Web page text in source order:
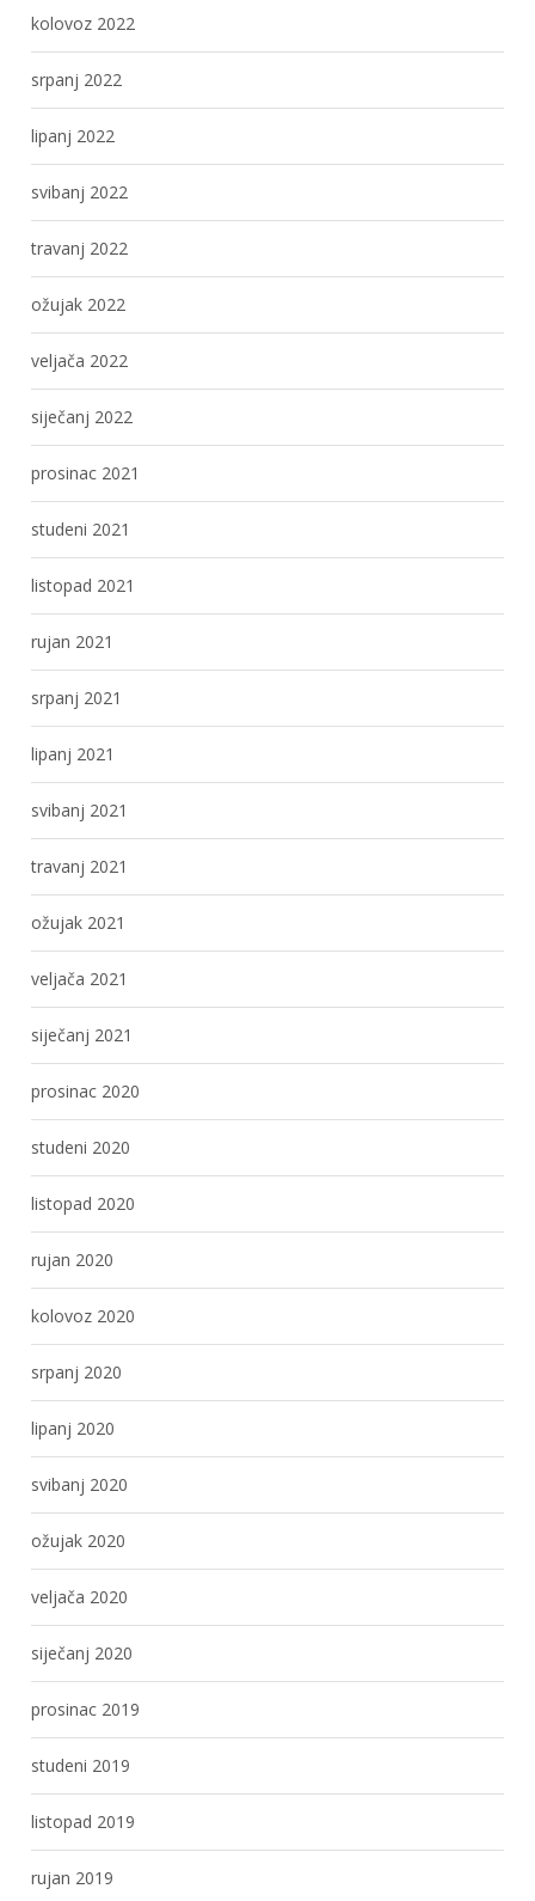
kolovoz 2022
srpanj 2022
lipanj 2022
svibanj 2022
travanj 2022
ožujak 2022
veljača 2022
siječanj 2022
prosinac 2021
studeni 2021
listopad 2021
rujan 2021
srpanj 2021
lipanj 2021
svibanj 2021
travanj 2021
ožujak 2021
veljača 2021
siječanj 2021
prosinac 2020
studeni 2020
listopad 2020
rujan 2020
kolovoz 2020
srpanj 2020
lipanj 2020
svibanj 2020
ožujak 2020
veljača 2020
siječanj 2020
prosinac 2019
studeni 2019
listopad 2019
rujan 2019